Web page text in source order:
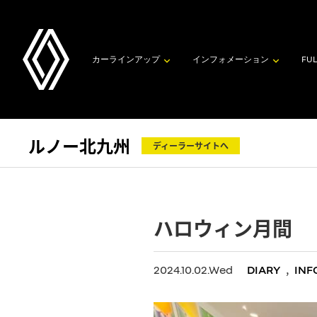
カーラインアップ インフォメーション
ルノー北九州 ディーラーサイトへ
ハロウィン月間
2024.10.02.Wed DIARY ,